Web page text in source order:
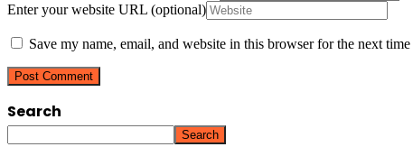
Enter your website URL (optional)
Save my name, email, and website in this browser for the next
Search
Search